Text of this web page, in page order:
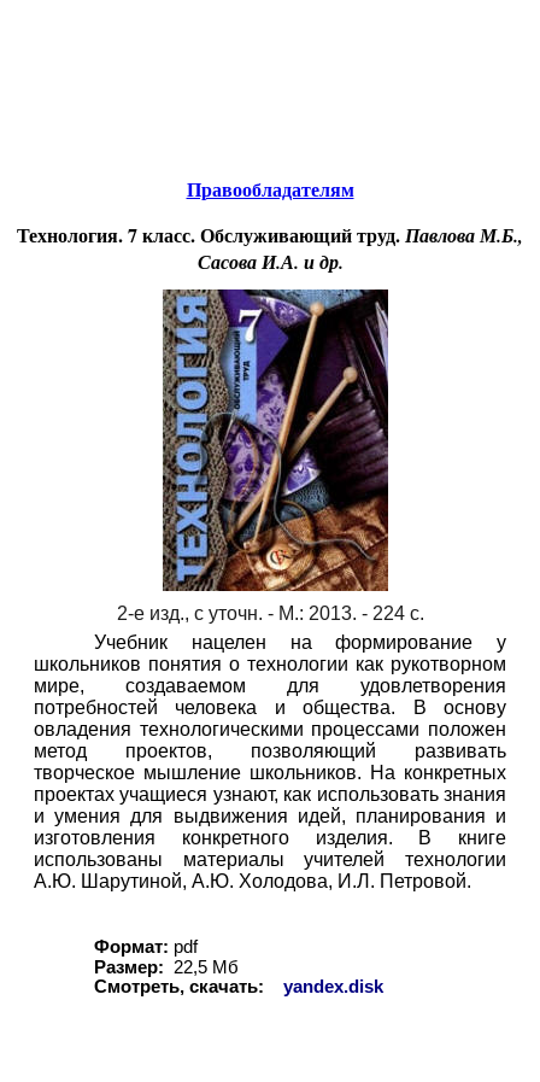
Правообладателям
Технология. 7 класс. Обслуживающий труд.Павлова М.Б.,
Сасова И.А. и др.
2-е изд., с уточн. - М.: 2013. - 224 с.
Учебник нацелен на формирование у
школьников понятия о технологии как рукотворном
мире, создаваемом для удовлетворения
потребностей человека и общества. В основу
овладения технологическими процессами положен
метод проектов, позволяющий развивать
творческое мышление школьников. На конкретных
проектах учащиеся узнают, как использовать знания
и умения для выдвижения идей, планирования и
изготовления конкретного изделия. В книге
использованы материалы учителей технологии
А.Ю. Шарутиной, А.Ю. Холодова, И.Л. Петровой.
Формат: pdf
Размер:
22,5 Мб
Смотреть, скачать:
yandex.disk